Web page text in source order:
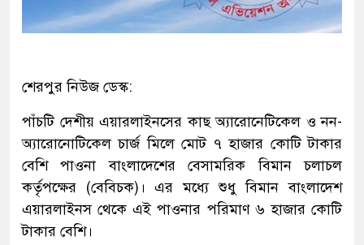
শেরপুর নিউজ ডেস্ক:
পাঁচটি দেশীয় এয়ারলাইনসের কাছ অ্যারোনেটিকেল ও নন-
অ্যারোনোটিকেল চার্জ মিলে মোট ৭ হাজার কোটি টাকার
বেশি পাওনা বাংলাদেশের বেসামরিক বিমান চলাচল
কর্তৃপক্ষের (বেবিচক)। এর মধ্যে শুধু বিমান বাংলাদেশ
এয়ারলাইনস থেকে এই পাওনার পরিমাণ ৬ হাজার কোটি
টাকার বেশি।